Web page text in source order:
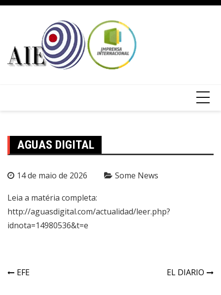
AGUAS DIGITAL
14 de maio de 2026 Some News
Leia a matéria completa:
http://aguasdigital.com/actualidad/leer.php?
idnota=14980536&t=e
EFE EL DIARIO